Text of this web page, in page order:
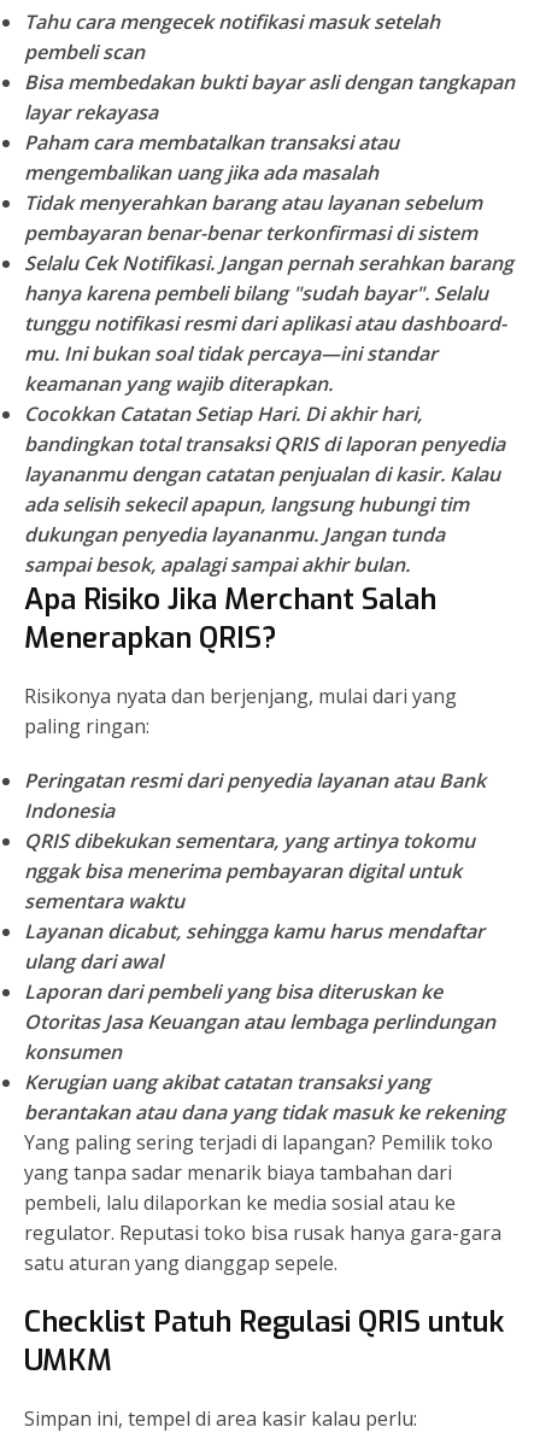
Tahu cara mengecek notifikasi masuk setelah
pembeli scan
Bisa membedakan bukti bayar asli dengan tangkapan
layar rekayasa
Paham cara membatalkan transaksi atau
mengembalikan uang jika ada masalah
Tidak menyerahkan barang atau layanan sebelum
pembayaran benar-benar terkonfirmasi di sistem
Selalu Cek Notifikasi. Jangan pernah serahkan barang
hanya karena pembeli bilang "sudah bayar". Selalu
tunggu notifikasi resmi dari aplikasi atau dashboard-
mu. Ini bukan soal tidak percaya—ini standar
keamanan yang wajib diterapkan.
Cocokkan Catatan Setiap Hari. Di akhir hari,
bandingkan total transaksi QRIS di laporan penyedia
layananmu dengan catatan penjualan di kasir. Kalau
ada selisih sekecil apapun, langsung hubungi tim
dukungan penyedia layananmu. Jangan tunda
sampai besok, apalagi sampai akhir bulan.
Apa Risiko Jika Merchant Salah
Menerapkan QRIS?
Risikonya nyata dan berjenjang, mulai dari yang
paling ringan:
Peringatan resmidari penyedia layanan atau Bank
Indonesia
QRIS dibekukan sementara, yang artinya tokomu
nggak bisa menerima pembayaran digital untuk
sementara waktu
Layanan dicabut, sehingga kamu harus mendaftar
ulang dari awal
Laporan dari pembeliyang bisa diteruskan ke
Otoritas Jasa Keuangan atau lembaga perlindungan
konsumen
Kerugian uangakibat catatan transaksi yang
berantakan atau dana yang tidak masuk ke rekening
Yang paling sering terjadi di lapangan? Pemilik toko
yang tanpa sadar menarik biaya tambahan dari
pembeli, lalu dilaporkan ke media sosial atau ke
regulator. Reputasi toko bisa rusak hanya gara-gara
satu aturan yang dianggap sepele.
Checklist Patuh Regulasi QRIS untuk
UMKM
Simpan ini, tempel di area kasir kalau perlu: